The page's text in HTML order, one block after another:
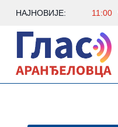
НАЈНОВИЈЕ: 11:00